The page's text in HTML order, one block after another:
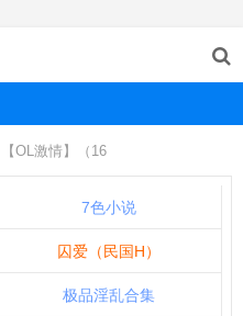
【OL激情】（16
7色小说
囚爱（民国H）
极品淫乱合集